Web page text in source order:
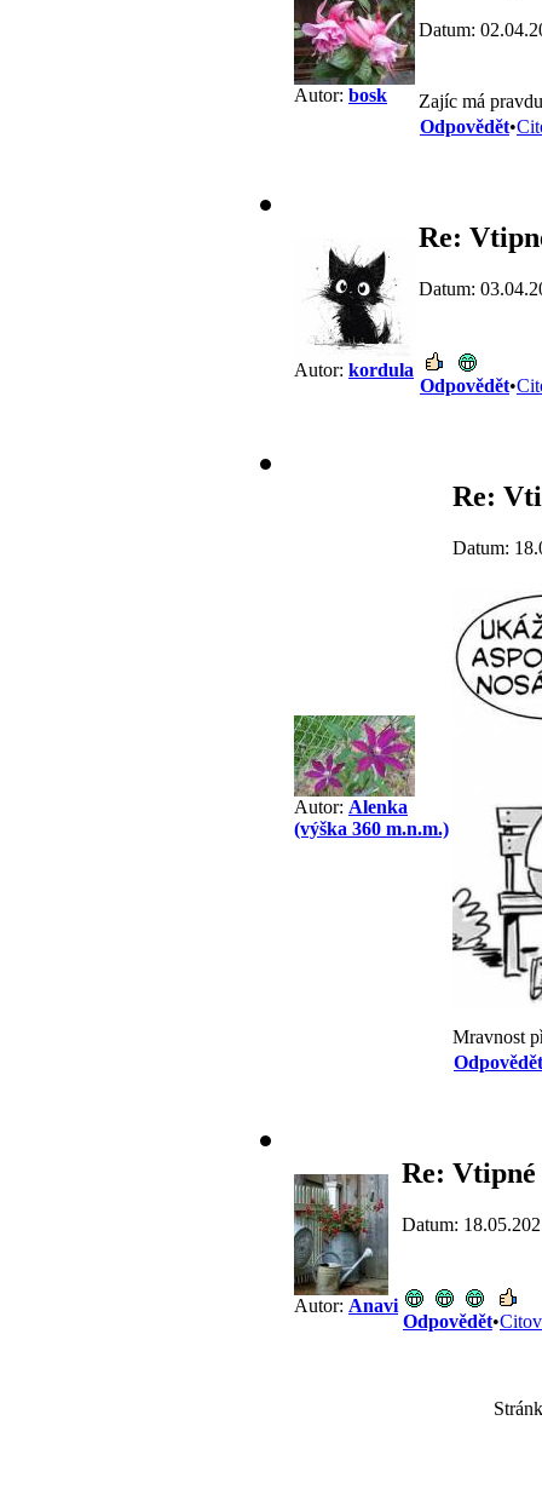
Autor: bosk
Datum:
Zajíc má
Odpovědět•
Autor: kordula
Re:
Datum:
Odpovědět•
Autor: Alenka
(výška 360 m.n.m.)
Re:
Datum:
Mravnost
Odpovědět
Autor: Anavi
Re:
Datum:
Odpovědět•